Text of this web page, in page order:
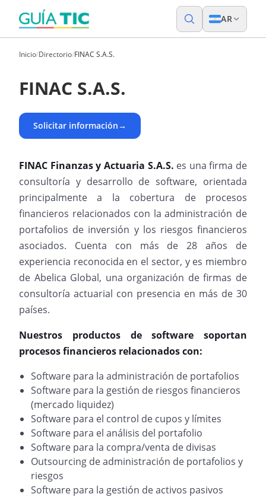
AR
Inicio/Directorio/FINAC S.A.S.
FINAC S.A.S.
Solicitar información→
FINAC Finanzas y Actuaria S.A.S. es una firma de
consultoría y desarrollo de software, orientada
principalmente a la cobertura de procesos
financieros relacionados con la administración de
portafolios de inversión y los riesgos financieros
asociados. Cuenta con más de 28 años de
experiencia reconocida en el sector, y es miembro
de Abelica Global, una organización de firmas de
consultoría actuarial con presencia en más de 30
países.
Nuestros productos de software soportan
procesos financieros relacionados con:
Software para la administración de portafolios
Software para la gestión de riesgos financieros
(mercado liquidez)
Software para el control de cupos y límites
Software para el análisis del portafolio
Software para la compra/venta de divisas
Outsourcing de administración de portafolios y
riesgos
Software para la gestión de activos pasivos